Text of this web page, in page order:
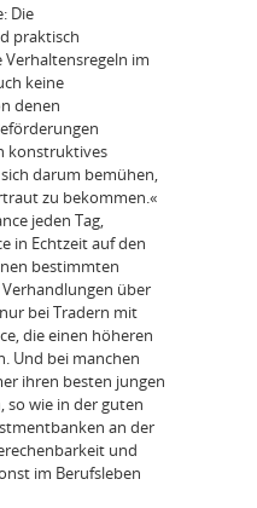
Die
praktisch
im
keine
denen
konstruktives
sich darum bemühen,
zu bekommen.«
jeden Tag,
in Echtzeit auf den
bestimmten
über
bei Tradern mit
die einen höheren
Und bei manchen
ihren besten jungen
so wie in der guten
an der
und
im Berufsleben